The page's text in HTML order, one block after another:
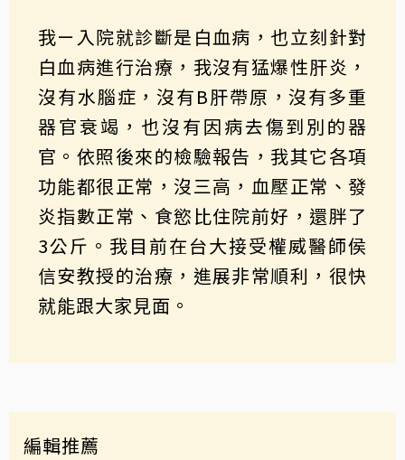
我ㄧ入院就診斷是白血病，也立刻針對
白血病進行治療，我沒有猛爆性肝炎，
沒有水腦症，沒有B肝帶原，沒有多重
器官衰竭，也沒有因病去傷到別的器
官。依照後來的檢驗報告，我其它各項
功能都很正常，沒三高，血壓正常、發
炎指數正常、食慾比住院前好，還胖了
3公斤。我目前在台大接受權威醫師侯
信安教授的治療，進展非常順利，很快
就能跟大家見面。
編輯推薦